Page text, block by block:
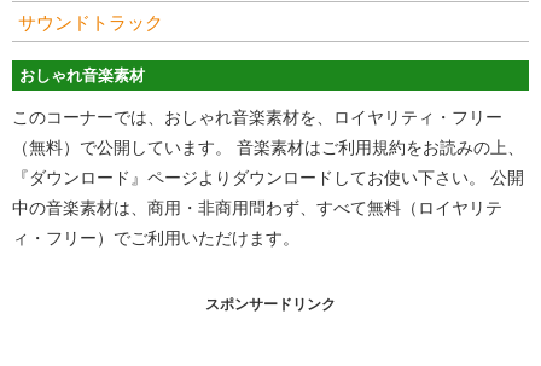
サウンドトラック
おしゃれ音楽素材
このコーナーでは、おしゃれ音楽素材を、ロイヤリティ・フリー
（無料）で公開しています。 音楽素材はご利用規約をお読みの上、
『ダウンロード』ページよりダウンロードしてお使い下さい。 公開
中の音楽素材は、商用・非商用問わず、すべて無料（ロイヤリテ
ィ・フリー）でご利用いただけます。
スポンサードリンク